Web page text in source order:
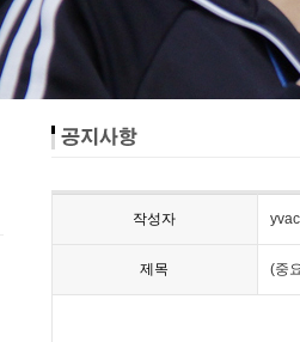
작성자 yvac
제목 (중